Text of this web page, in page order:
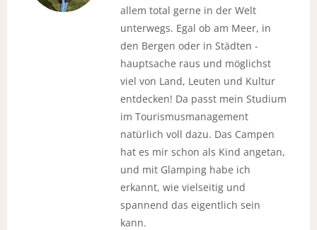
allem total gerne in der Welt
unterwegs. Egal ob am Meer, in
den Bergen oder in Städten -
hauptsache raus und möglichst
viel von Land, Leuten und Kultur
entdecken! Da passt mein Studium
im Tourismusmanagement
natürlich voll dazu. Das Campen
hat es mir schon als Kind angetan,
und mit Glamping habe ich
erkannt, wie vielseitig und
spannend das eigentlich sein
kann.